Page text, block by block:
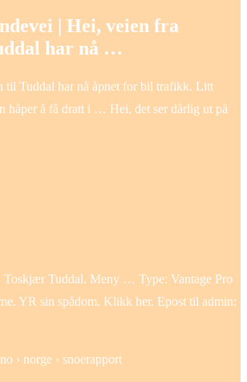
| Hei, veien fra
har nå …
til Tuddal har nå åpnet for bil trafikk. Litt
håper å få dratt i … Hei, det ser dårlig ut på
Toskjær Tuddal. Meny … Type: Vantage Pro
YR sin spådom. Klikk her. Epost til admin:
› norge › snoerapport